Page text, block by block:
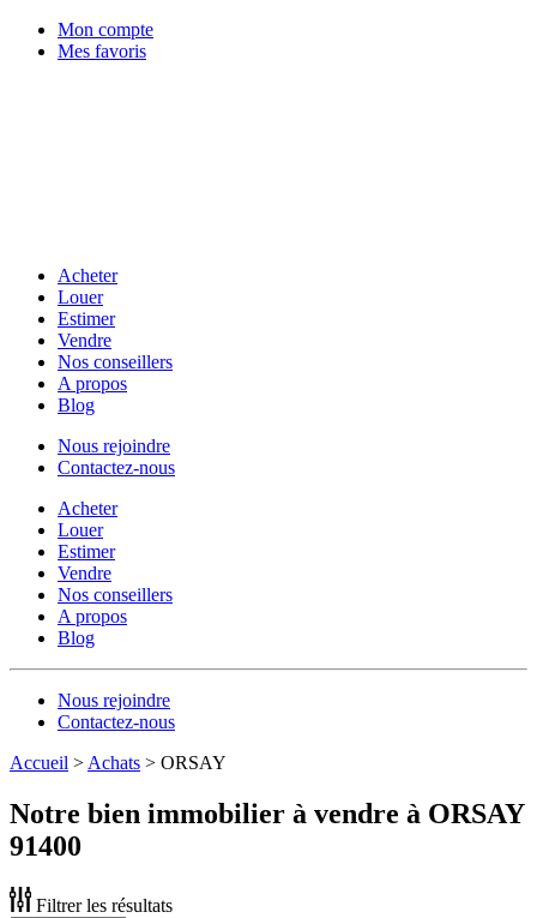
Mon compte
Mes favoris
Acheter
Louer
Estimer
Vendre
Nos conseillers
A propos
Blog
Nous rejoindre
Contactez-nous
Acheter
Louer
Estimer
Vendre
Nos conseillers
A propos
Blog
Nous rejoindre
Contactez-nous
Accueil > Achats > ORSAY
Notre bien immobilier à vendre à ORSAY
91400
Filtrer les résultats